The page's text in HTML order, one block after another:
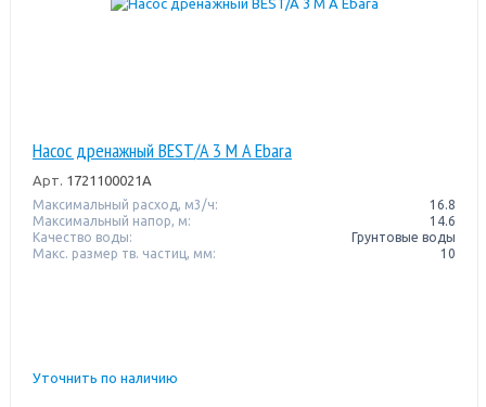
Насос дренажный BEST/A 3 M A Ebara
Арт. 1721100021A
Максимальный расход, м3/ч:
16.8
Максимальный напор, м:
14.6
Качество воды:
Грунтовые воды
Макс. размер тв. частиц, мм:
10
Уточнить по наличию